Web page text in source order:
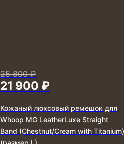
25 800 ₽
21 900 ₽
Кожаный люксовый ремешок для
Whoop MG LeatherLuxe Straight
Band (Chestnut/Cream with Titanium)